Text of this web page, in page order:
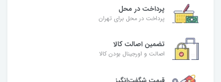
پرداخت در محل
پرداخت در محل برای تهران
تضمین اصالت کالا
اصالت و اورجینال بودن کالا